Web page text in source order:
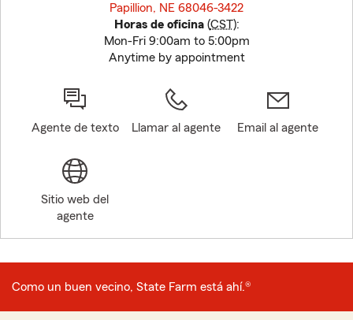
Papillion, NE 68046-3422
Horas de oficina(CST):
Mon-Fri 9:00am to 5:00pm
Anytime by appointment
Agente de texto Llamar al agente Email al agente
Sitio web del
agente
Como un buen vecino, State Farm está ahí.®